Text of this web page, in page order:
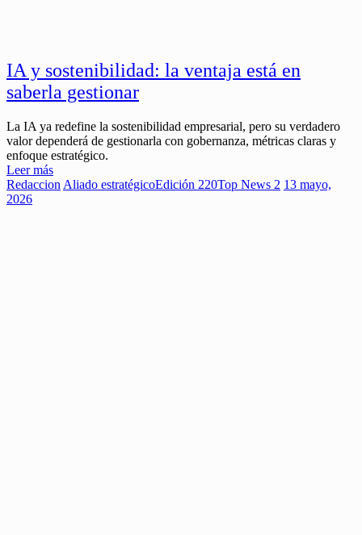
IA y sostenibilidad: la ventaja está en
saberla gestionar
La IA ya redefine la sostenibilidad empresarial, pero su verdadero
valor dependerá de gestionarla con gobernanza, métricas claras y
enfoque estratégico.
Leer más
Redaccion Aliado estratégicoEdición 220Top News 2 13 mayo,
2026